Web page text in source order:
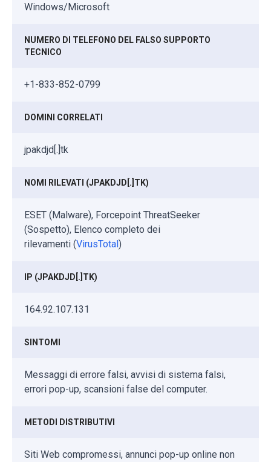
Windows/Microsoft
NUMERO DI TELEFONO DEL FALSO SUPPORTO
TECNICO
+1-833-852-0799
DOMINI CORRELATI
jpakdjd[.]tk
NOMI RILEVATI (JPAKDJD[.]TK)
ESET (Malware), Forcepoint ThreatSeeker
(Sospetto), Elenco completo dei
rilevamenti (VirusTotal)
IP (JPAKDJD[.]TK)
164.92.107.131
SINTOMI
Messaggi di errore falsi, avvisi di sistema falsi,
errori pop-up, scansioni false del computer.
METODI DISTRIBUTIVI
Siti Web compromessi, annunci pop-up online non